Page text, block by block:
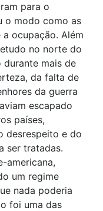
para o
o modo como as
ocupação. Além
no norte do
mais de
da falta de
da guerra
escapado
países,
desrespeito e do
ser tratadas.
americana,
um regime
nada poderia
foi uma das